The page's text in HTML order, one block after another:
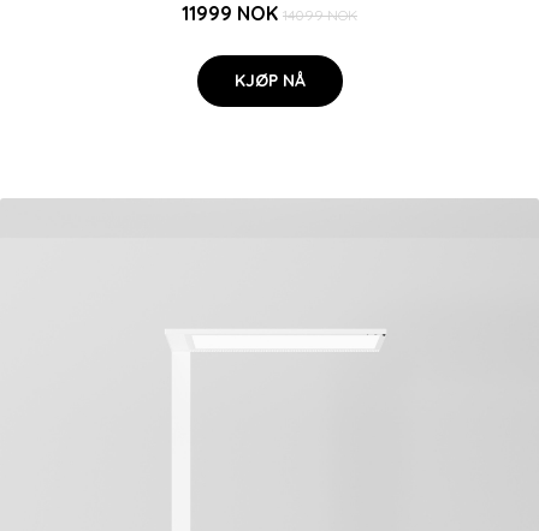
11999 NOK 14099 NOK
KJØP NÅ